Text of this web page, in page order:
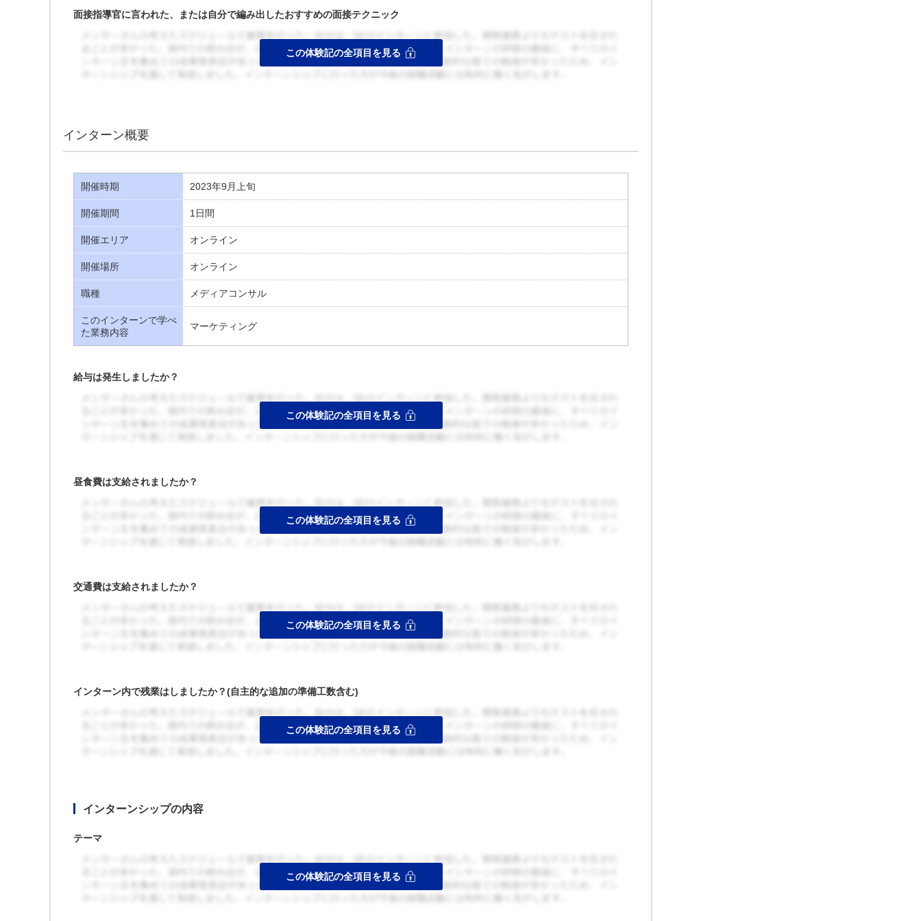
面接指導官に言われた、または自分で編み出したおすすめの面接テクニック
インターン概要
開催時期 2023年9月上旬
開催期間 1日間
開催エリア オンライン
開催場所 オンライン
職種 メディアコンサル
このインターンで学べ
た業務内容
マーケティング
給与は発生しましたか？
昼食費は支給されましたか？
交通費は支給されましたか？
インターン内で残業はしましたか？(自主的な追加の準備工数含む)
インターンシップの内容
テーマ